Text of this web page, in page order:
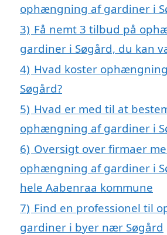
ophængning af gardiner i
3) Få nemt 3 tilbud på
gardiner i Søgård, du kan
4) Hvad koster
Søgård?
5) Hvad er med til at
ophængning af gardiner i
6) Oversigt over firmaer
ophængning af gardiner i
hele Aabenraa kommune
7) Find en professionel til
gardiner i byer nær Søgård